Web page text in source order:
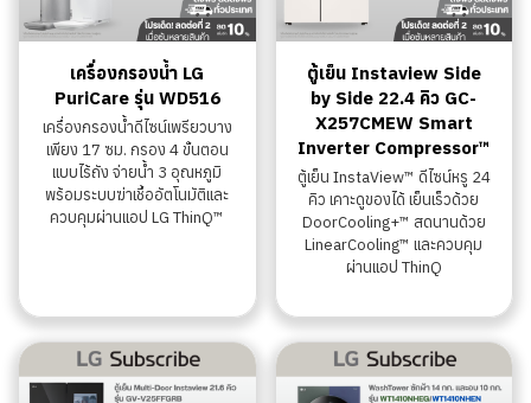
เครื่องกรองน้ำ LG
PuriCare รุ่น WD516
เครื่องกรองน้ำดีไซน์เพรียวบาง
เพียง 17 ซม. กรอง 4 ขั้นตอน
แบบไร้ถัง จ่ายน้ำ 3 อุณหภูมิ
พร้อมระบบฆ่าเชื้ออัตโนมัติและ
ควบคุมผ่านแอป LG ThinQ™
ตู้เย็น Instaview Side
by Side 22.4 คิว GC-
X257CMEW Smart
Inverter Compressor™
ตู้เย็น InstaView™ ดีไซน์หรู 24
คิว เคาะดูของได้ เย็นเร็วด้วย
DoorCooling+™ สดนานด้วย
LinearCooling™ และควบคุม
ผ่านแอป ThinQ